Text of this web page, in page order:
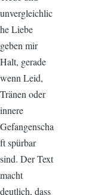
unvergleichlic
he Liebe
geben mir
Halt, gerade
wenn Leid,
Tränen oder
innere
Gefangenscha
ft spürbar
sind. Der Text
macht
deutlich, dass